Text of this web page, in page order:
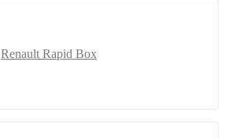
Renault Rapid Box